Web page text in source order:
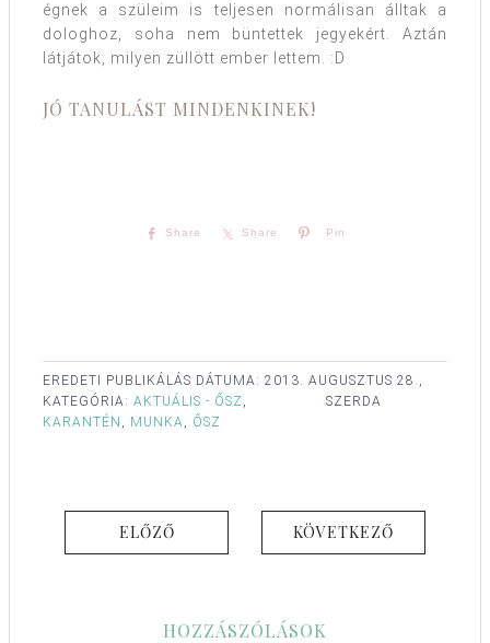
égnek a szüleim is teljesen normálisan álltak a
dologhoz, soha nem büntettek jegyekért. Aztán
látjátok, milyen züllött ember lettem. :D
JÓ TANULÁST MINDENKINEK!
Share Share Pin
EREDETI PUBLIKÁLÁS DÁTUMA: 2013. AUGUSZTUS 28.,
SZERDA
KATEGÓRIA: AKTUÁLIS - ŐSZ,
KARANTÉN , MUNKA, ŐSZ
ELŐZŐ KÖVETKEZŐ
HOZZÁSZÓLÁSOK